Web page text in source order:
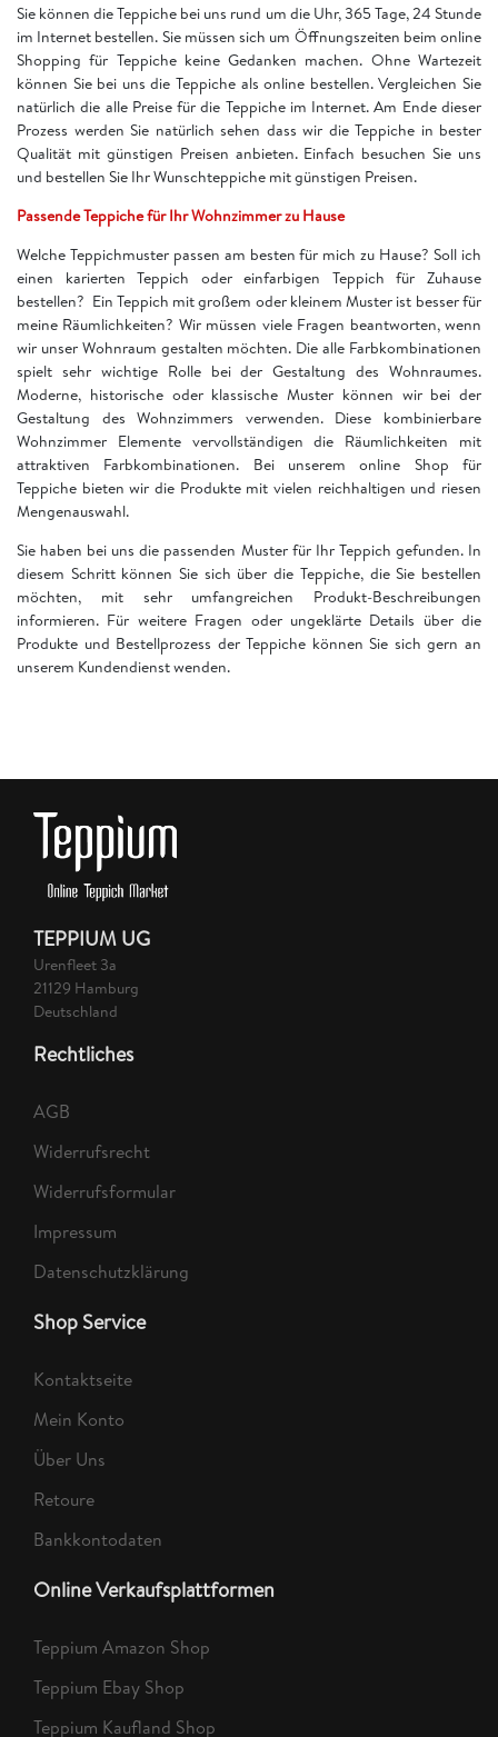
Sie können die Teppiche bei uns rund um die Uhr, 365 Tage, 24 Stunde
im Internet bestellen. Sie müssen sich um Öffnungszeiten beim online
Shopping für Teppiche keine Gedanken machen. Ohne Wartezeit
können Sie bei uns die Teppiche als online bestellen. Vergleichen Sie
natürlich die alle Preise für die Teppiche im Internet. Am Ende dieser
Prozess werden Sie natürlich sehen dass wir die Teppiche in bester
Qualität mit günstigen Preisen anbieten. Einfach besuchen Sie uns
und bestellen Sie Ihr Wunschteppiche mit günstigen Preisen.
Passende Teppiche für Ihr Wohnzimmer zu Hause
Welche Teppichmuster passen am besten für mich zu Hause? Soll ich
einen karierten Teppich oder einfarbigen Teppich für Zuhause
bestellen? Ein Teppich mit großem oder kleinem Muster ist besser für
meine Räumlichkeiten? Wir müssen viele Fragen beantworten, wenn
wir unser Wohnraum gestalten möchten. Die alle Farbkombinationen
spielt sehr wichtige Rolle bei der Gestaltung des Wohnraumes.
Moderne, historische oder klassische Muster können wir bei der
Gestaltung des Wohnzimmers verwenden. Diese kombinierbare
Wohnzimmer Elemente vervollständigen die Räumlichkeiten mit
attraktiven Farbkombinationen. Bei unserem online Shop für
Teppiche bieten wir die Produkte mit vielen reichhaltigen und riesen
Mengenauswahl.
Sie haben bei uns die passenden Muster für Ihr Teppich gefunden. In
diesem Schritt können Sie sich über die Teppiche, die Sie bestellen
möchten, mit sehr umfangreichen Produkt-Beschreibungen
informieren. Für weitere Fragen oder ungeklärte Details über die
Produkte und Bestellprozess der Teppiche können Sie sich gern an
unserem Kundendienst wenden.
TEPPIUM UG
Urenfleet 3a
21129 Hamburg
Deutschland
Rechtliches
AGB
Widerrufsrecht
Widerrufsformular
Impressum
Datenschutzklärung
Shop Service
Kontaktseite
Mein Konto
Über Uns
Retoure
Bankkontodaten
Online Verkaufsplattformen
Teppium Amazon Shop
Teppium Ebay Shop
Teppium Kaufland Shop